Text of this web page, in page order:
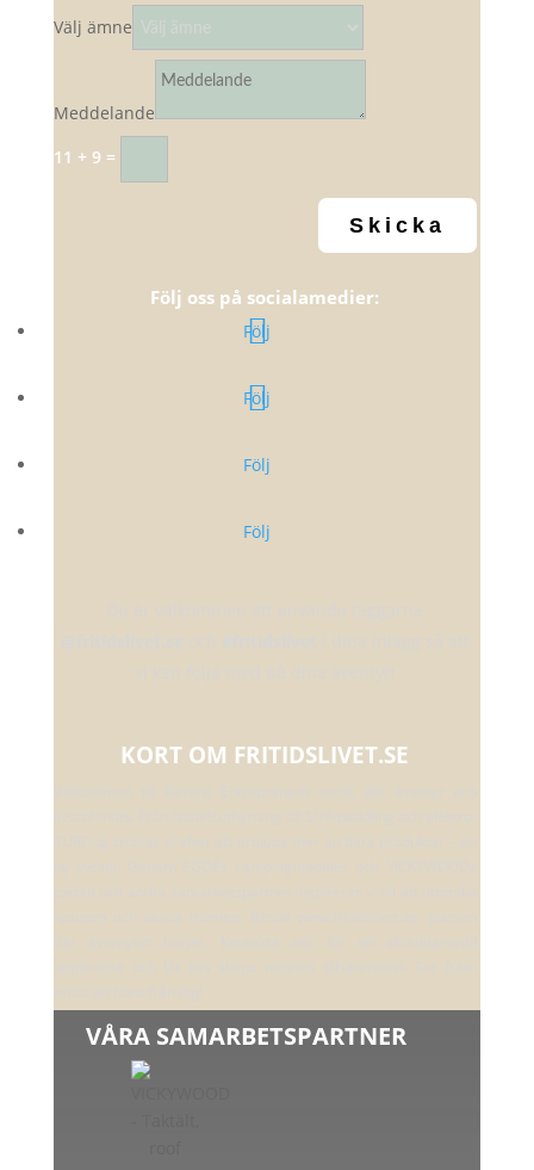
Välj ämne
Meddelande
11 + 9 =
Skicka
Följ oss på socialamedier:
Följ
Följ
Följ
Följ
KORT OM FRITIDSLIVET.SE
VÅRA SAMARBETSPARTNER